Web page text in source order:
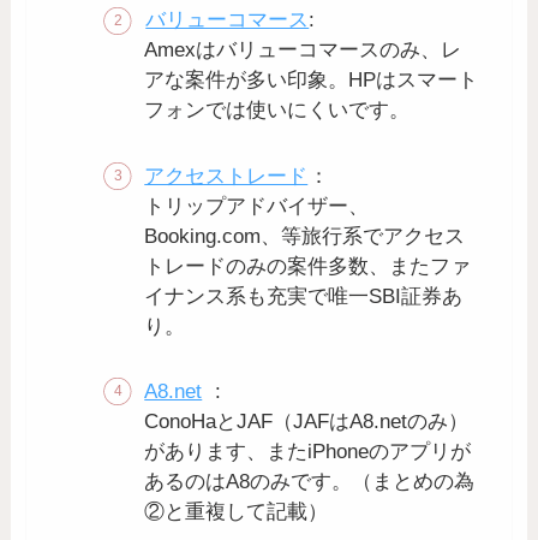
バリューコマース:
Amexはバリューコマースのみ、レ
アな案件が多い印象。HPはスマート
フォンでは使いにくいです。
アクセストレード ：
トリップアドバイザー、
Booking.com、等旅行系でアクセス
トレードのみの案件多数、またファ
イナンス系も充実で唯一SBI証券あ
り。
A8.net
:
ConoHaとJAF（JAFはA8.netのみ）
があります、またiPhoneのアプリが
あるのはA8のみです。（まとめの為
②と重複して記載）